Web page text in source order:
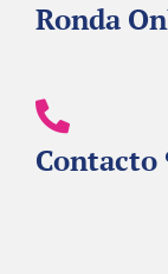
Ronda
Contacto